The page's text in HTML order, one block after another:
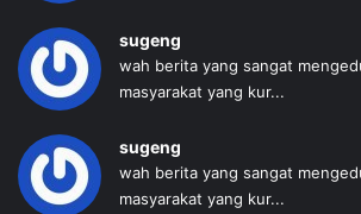
sugeng
wah berita yang sangat
masyarakat yang kur...
sugeng
wah berita yang sangat
masyarakat yang kur...